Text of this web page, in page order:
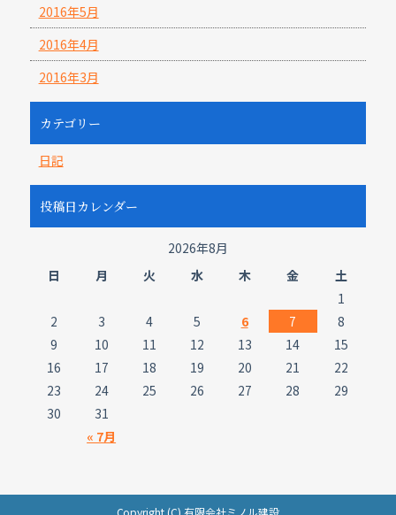
2016年5月
2016年4月
2016年3月
カテゴリー
日記
投稿日カレンダー
2026年8月
日
月 火 水 木 金 土
« 7月
1
2
3 4 5 6 7
8
9
10 11 12 13 14
15
16
17 18 19 20 21
22
23
24 25 26 27 28
29
30
31
Copyright (C) 有限会社ミノル建設